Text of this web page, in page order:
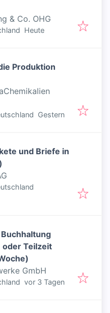
& Co. OHG
Veröffentlicht
Heute
Produktion
Veröffentlicht:
Gestern
und Briefe in
Teilzeit
GmbH
Veröffentlicht
vor 3 Tagen